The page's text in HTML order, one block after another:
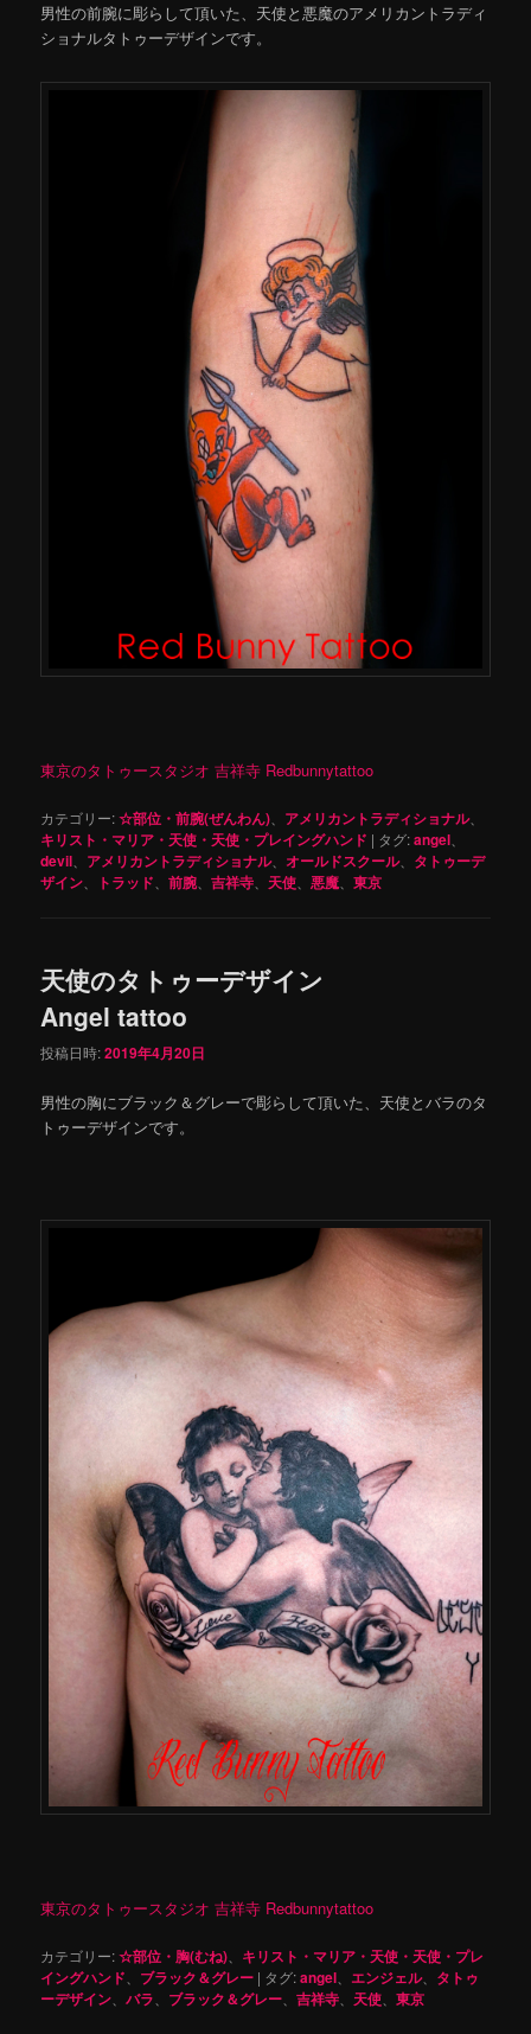
男性の前腕に彫らして頂いた、天使と悪魔のアメリカントラディ
ショナルタトゥーデザインです。
東京のタトゥースタジオ 吉祥寺 Redbunnytattoo
カテゴリー:☆部位・前腕(ぜんわん) アメリカントラディショナル、
キリスト・マリア・天使・天使・プレイングハンド | タグ:angel
devil アメリカントラディショナル、オールドスクール、 タトゥーデ
ザイン
トラッド 、前腕 、吉祥寺 天使 、悪魔 、東京
天使のタトゥーデザイン
Angel tattoo
投稿日時:2019年4月20日
男性の胸にブラック＆グレーで彫らして頂いた、天使とバラのタ
トゥーデザインです。
東京のタトゥースタジオ 吉祥寺 Redbunnytattoo
カテゴリー:☆部位・胸(むね)
キリスト・マリア・天使・天使・プレ
イングハンド
ブラック＆グレー | タグ:angel エンジェル、 タトゥ
ーデザイン 、バラ ブラック＆グレー 、吉祥寺 天使 、東京